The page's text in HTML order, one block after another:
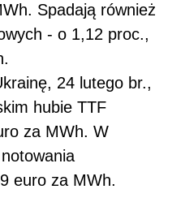
Spadają również
- o 1,12 proc.,
24 lutego br.,
hubie TTF
za MWh. W
euro za MWh.